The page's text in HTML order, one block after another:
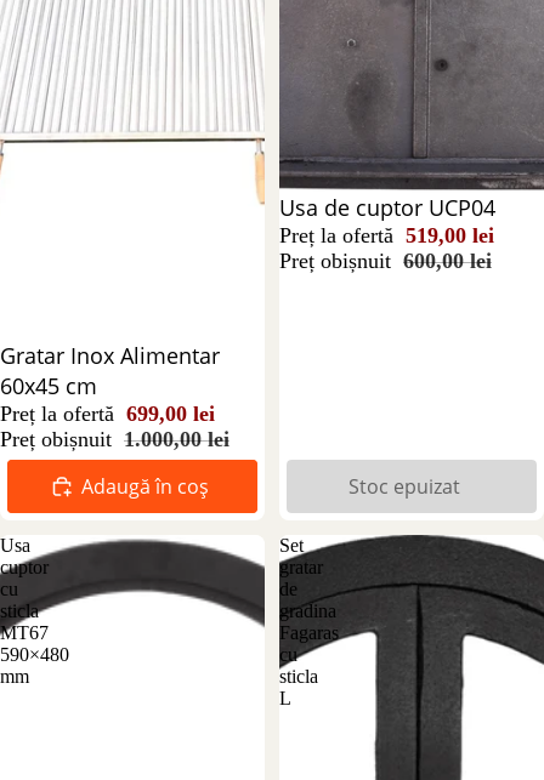
Reducere 30%
Gratar Inox Alimentar
60x45 cm
Preț la ofertă 699,00 lei
Preț obișnuit 1.000,00 lei
Adaugă în coș
Stoc epuizat
Usa de cuptor UCP04
Preț la ofertă 519,00 lei
Preț obișnuit 600,00 lei
Stoc epuizat
Usa
cuptor
cu
sticla
MT67
590×480
mm
Set
gratar
de
gradina
Fagaras
cu
sticla
L